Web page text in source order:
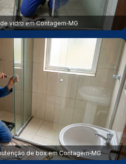
vidro em Contagem‑MG
de box em Contagem‑MG